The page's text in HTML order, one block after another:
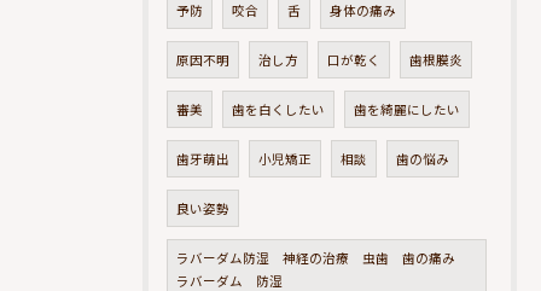
予防 咬合 舌 身体の痛み
原因不明 治し方 口が乾く 歯根膜炎
審美 歯を白くしたい 歯を綺麗にしたい
歯牙萌出 小児矯正 相談 歯の悩み
良い姿勢
ラバーダム防湿 神経の治療 虫歯 歯の痛み
ラバーダム 防湿